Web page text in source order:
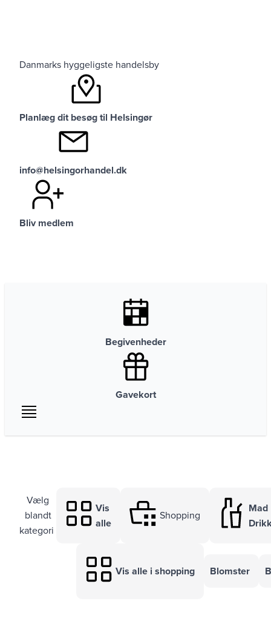
Danmarks hyggeligste handelsby
Planlæg dit besøg til Helsingør
info@helsingorhandel.dk
Bliv medlem
Begivenheder
Gavekort
Vælg
blandt
kategori
Vis
alle
Shopping
Mad
Vis alle i shopping Blomster